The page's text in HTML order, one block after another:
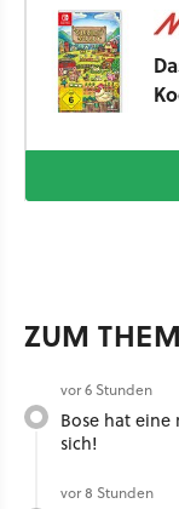
ZUM
vor 6 Stunden
Bose hat
sich!
vor 8 Stunden